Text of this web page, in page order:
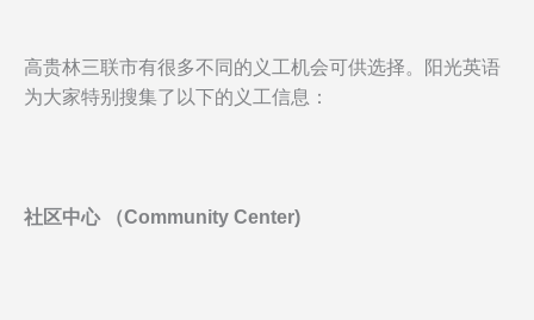
高贵林三联市有很多不同的义工机会可供选择。阳光英语
为大家特别搜集了以下的义工信息：
社区中心 （Community Center)